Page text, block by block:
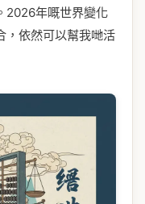
2026年嘅世界變化
，依然可以幫我哋活